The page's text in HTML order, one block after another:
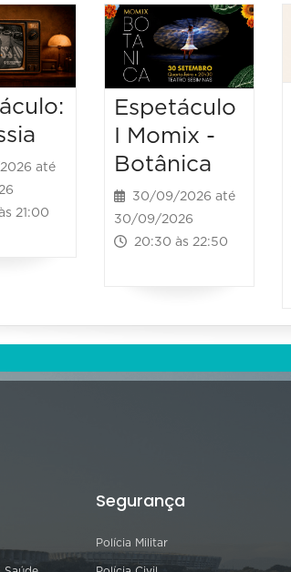
até
21:00
Espetáculo
I Momix -
Botânica
30/09/2026 até
30/09/2026
20:30 às 22:50
Segurança
Polícia Militar